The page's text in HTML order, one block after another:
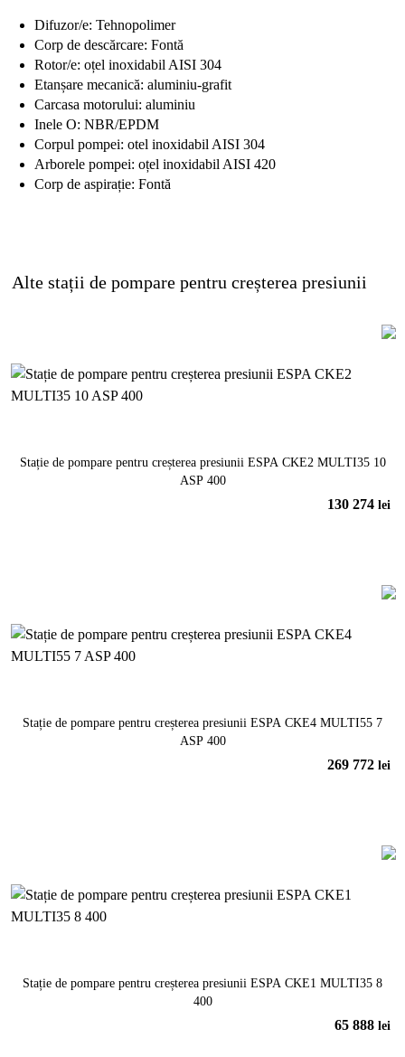
Difuzor/e: Tehnopolimer
Corp de descărcare: Fontă
Rotor/e: oțel inoxidabil AISI 304
Etanșare mecanică: aluminiu-grafit
Carcasa motorului: aluminiu
Inele O: NBR/EPDM
Corpul pompei: otel inoxidabil AISI 304
Arborele pompei: oțel inoxidabil AISI 420
Corp de aspirație: Fontă
Alte stații de pompare pentru creșterea presiunii
Stație de pompare pentru creșterea presiunii ESPA CKE2 MULTI35 10
ASP 400
130 274 lei
Stație de pompare pentru creșterea presiunii ESPA CKE4 MULTI55 7
ASP 400
269 772 lei
Stație de pompare pentru creșterea presiunii ESPA CKE1 MULTI35 8
400
65 888 lei